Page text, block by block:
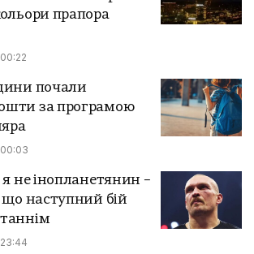
прапора
почали
за програмою
я не інопланетянин –
що наступний бій